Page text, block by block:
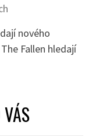
nového
Fallen hledají